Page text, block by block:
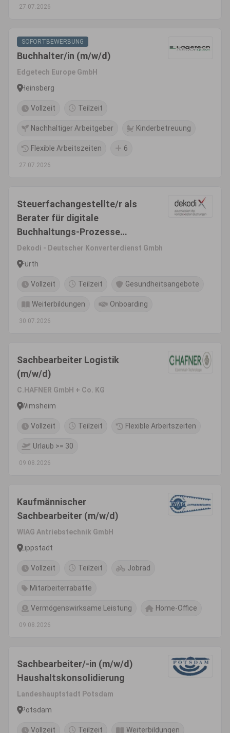
27.07.2026
SOFORTBEWERBUNG
Buchhalter/in (m/w/d)
Edgetech Europe GmbH
Heinsberg
Vollzeit Teilzeit
Nachhaltiger Arbeitgeber Kinderbetreuung
Flexible Arbeitszeiten 6
27.07.2026
Steuerfachangestellte/r als
Berater für digitale
Buchhaltungs-Prozesse
(m/w/d)
Dekodi - Deutscher Konverterdienst Gmbh
Fürth
Vollzeit Teilzeit Gesundheitsangebote
Weiterbildungen Onboarding
30.07.2026
Sachbearbeiter Logistik
(m/w/d)
C.HAFNER GmbH + Co. KG
Wimsheim
Vollzeit Teilzeit Flexible Arbeitszeiten
Urlaub >= 30
09.08.2026
Kaufmännischer
Sachbearbeiter (m/w/d)
WIAG Antriebstechnik GmbH
Lippstadt
Vollzeit Teilzeit Jobrad
Mitarbeiterrabatte
Vermögenswirksame Leistung Home-Office
09.08.2026
Sachbearbeiter/-in (m/w/d)
Haushaltskonsolidierung
Landeshauptstadt Potsdam
Potsdam
Vollzeit Teilzeit Weiterbildungen